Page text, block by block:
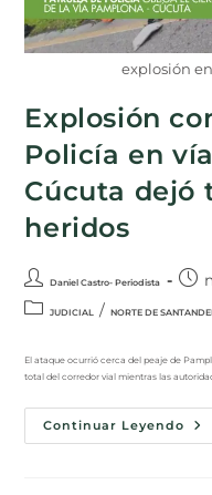
explosión
Explosión
Policía en
Cúcuta dejó
heridos
Daniel Castro- Periodista
JUDICIAL / NORTE DE
El ataque ocurrió cerca del peaje de
total del corredor vial mientras las
Continuar Leyendo